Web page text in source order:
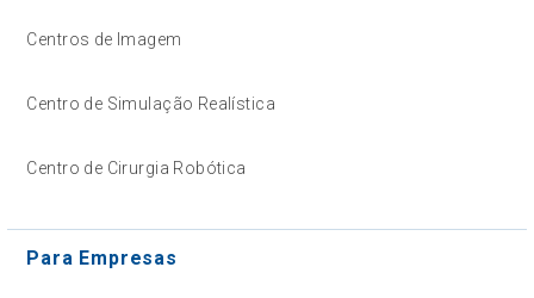
Centros de Imagem
Centro de Simulação Realística
Centro de Cirurgia Robótica
Para Empresas